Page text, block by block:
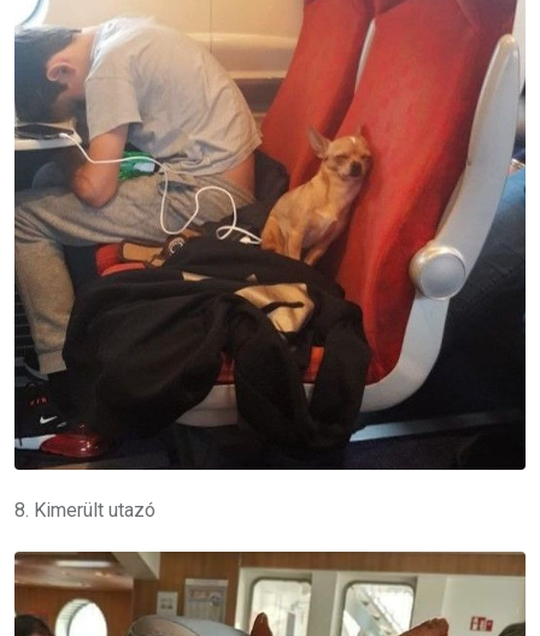
8. Kimerült utazó